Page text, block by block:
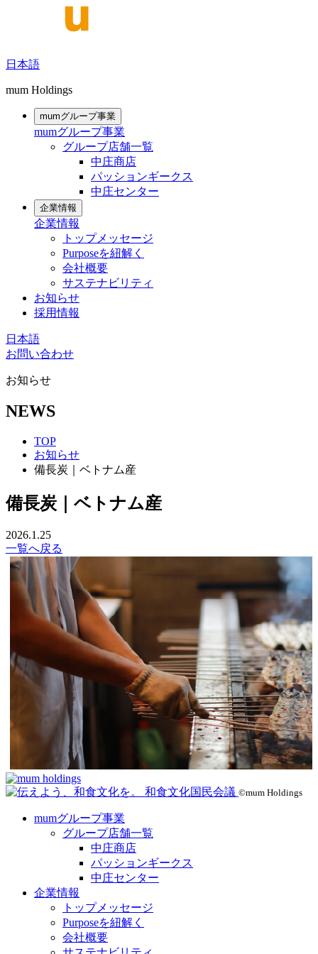
日本語
mum Holdings
mumグループ事業
mumグループ事業
グループ店舗一覧
中庄商店
パッションギークス
中庄センター
企業情報
企業情報
トップメッセージ
Purposeを紐解く
会社概要
サステナビリティ
お知らせ
採用情報
日本語
お問い合わせ
お知らせ
NEWS
TOP
お知らせ
備長炭｜ベトナム産
備長炭｜ベトナム産
2026.1.25
一覧へ戻る
©mum Holdings
mumグループ事業
グループ店舗一覧
中庄商店
パッションギークス
中庄センター
企業情報
トップメッセージ
Purposeを紐解く
会社概要